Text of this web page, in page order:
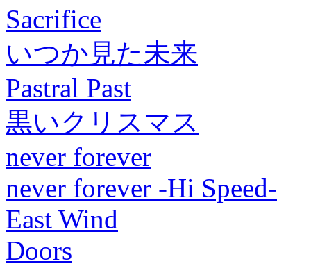
Sacrifice
いつか見た未来
Pastral Past
黒いクリスマス
never forever
never forever -Hi Speed-
East Wind
Doors